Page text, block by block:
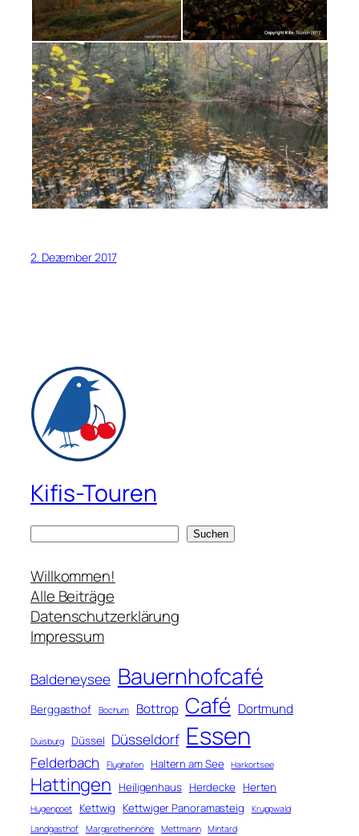
2. Dezember 2017
Kifis-Touren
c
h
e
n
Suchen
Willkommen!
Alle Beiträge
Datenschutzerklärung
Impressum
Baldeneysee Bauernhofcafé
Berggasthof Bochum Bottrop Café Dortmund
Duisburg Düssel Düsseldorf Essen
Felderbach Flughafen Haltern am See Harkortsee
Hattingen Heiligenhaus Herdecke Herten
Hugenpoet Kettwig Kettwiger Panoramasteig
Kruppwald
Landgasthof
Margarethenhöhe Mettmann Mintard